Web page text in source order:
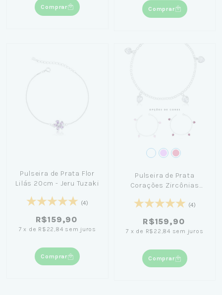
Comprar Comprar
Pulseira de Prata Flor
Lilás 20cm - Jeru Tuzaki
(4)
R$159,90
7 x de R$22,84 sem juros
Comprar
Pulseira de Prata
Corações Zircônias
(4)
R$159,90
7 x de R$22,84 sem juros
Comprar